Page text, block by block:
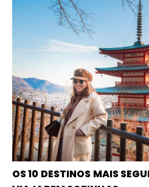
OS 10 DESTINOS MAIS